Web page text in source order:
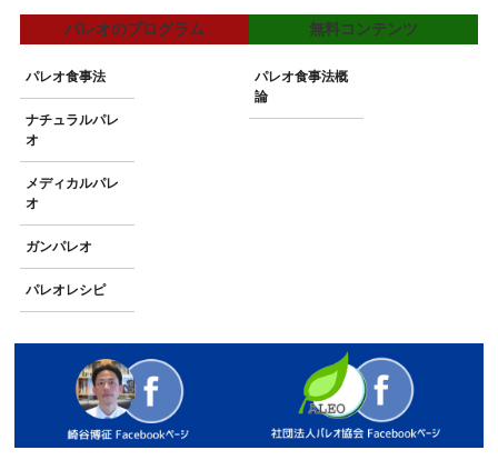
パレオのプログラム
パレオ食事法
ナチュラルパレ
オ
メディカルパレ
オ
ガンパレオ
パレオレシピ
無料コンテンツ
パレオ食事法概
論